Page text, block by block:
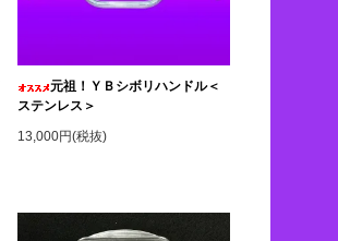
元祖！ＹＢシボリハンドル＜
ステンレス＞
13,000円(税抜)